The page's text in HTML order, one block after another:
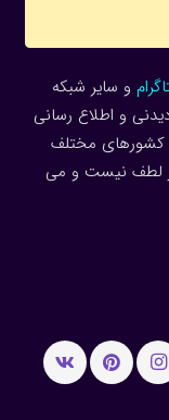
و سایر شبکه
و اطلاع رسانی
کشورهای مختلف
لطف نیست و می